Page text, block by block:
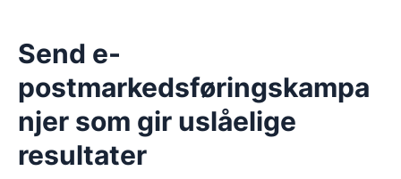
Send e-
postmarkedsføringskampa
njer som gir uslåelige
resultater